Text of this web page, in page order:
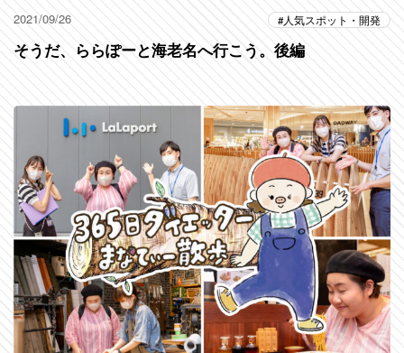
2021/09/26 人気スポット・開発
そうだ、ららぽーと海老名へ行こう。後編